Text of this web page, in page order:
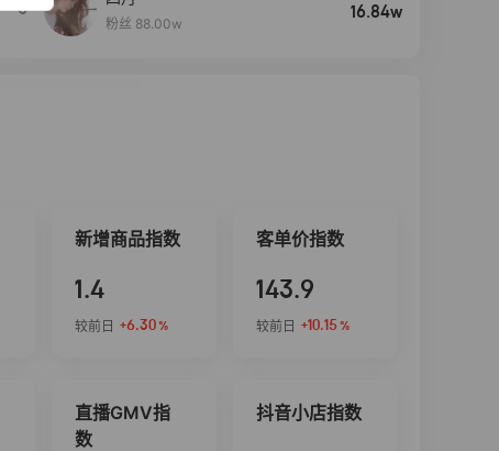
5
粉丝 88.00w
16.84w
新增商品指数
1.4
较前日 +6.30%
客单价指数
143.9
较前日 +10.15 %
直播GMV指
数
抖音小店指数